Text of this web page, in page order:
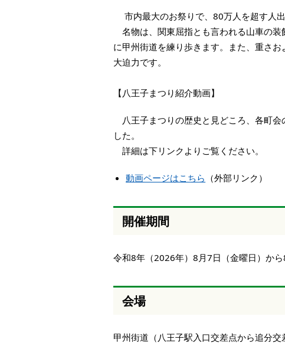
市内最大のお祭りで、80万人を超す人出
名物は、関東屈指とも言われる山車の
に甲州街道を練り歩きます。また、重さ
大迫力です。
【八王子まつり紹介動画】
八王子まつりの歴史と見どころ、各町会
した。
詳細は下リンクよりご覧ください。
動画ページはこちら （外部リンク）
開催期間
令和8年（2026年）8月7日（金曜日）か
会場
甲州街道（八王子駅入口交差点から追分